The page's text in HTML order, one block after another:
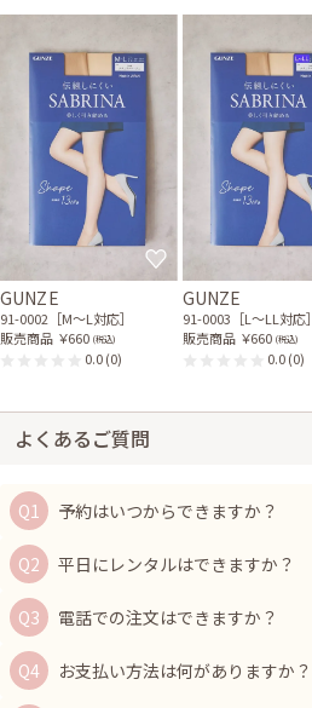
GUNZE
91-0002［M〜L対応］
販売商品 ￥660 (税込)
0.0(0)
GUNZE
91-0003［L〜LL対応］
販売商品 ￥660 (税込)
0.0(0)
よくあるご質問
予約はいつからできますか？
平日にレンタルはできますか？
電話での注文はできますか？
お支払い方法は何がありますか？